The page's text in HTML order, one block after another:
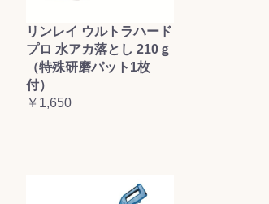
リンレイ ウルトラハード
プロ 水アカ落とし 210ｇ
（特殊研磨パット1枚
付）
￥1,650